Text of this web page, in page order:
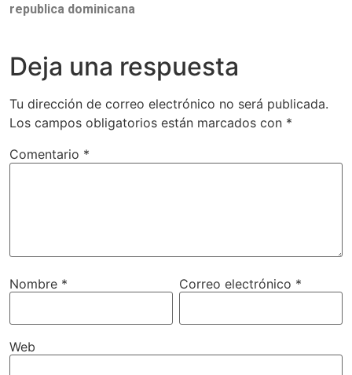
republica dominicana
Deja una respuesta
Tu dirección de correo electrónico no será publicada.
Los campos obligatorios están marcados con *
Comentario *
Nombre * Correo electrónico *
Web